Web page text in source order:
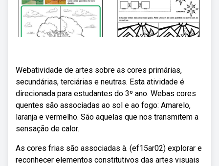
Webatividade de artes sobre as cores primárias,
secundárias, terciárias e neutras. Esta atividade é
direcionada para estudantes do 3º ano. Webas cores
quentes são associadas ao sol e ao fogo: Amarelo,
laranja e vermelho. São aquelas que nos transmitem a
sensação de calor.
As cores frias são associadas à. (ef15ar02) explorar e
reconhecer elementos constitutivos das artes visuais